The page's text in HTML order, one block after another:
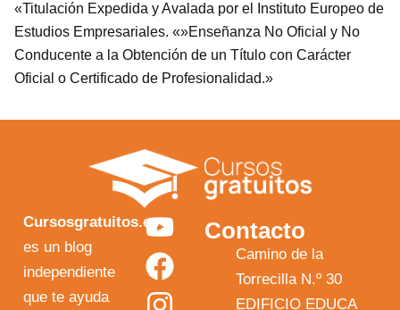
«Titulación Expedida y Avalada por el Instituto Europeo de
Estudios Empresariales. «»Enseñanza No Oficial y No
Conducente a la Obtención de un Título con Carácter
Oficial o Certificado de Profesionalidad.»
Cursosgratuitos.es
es un blog
independiente
que te ayuda
Y
o
u
F
a
c
I
n
s
X
-
t
Contacto
Camino de la
Torrecilla N.º 30
EDIFICIO EDUCA